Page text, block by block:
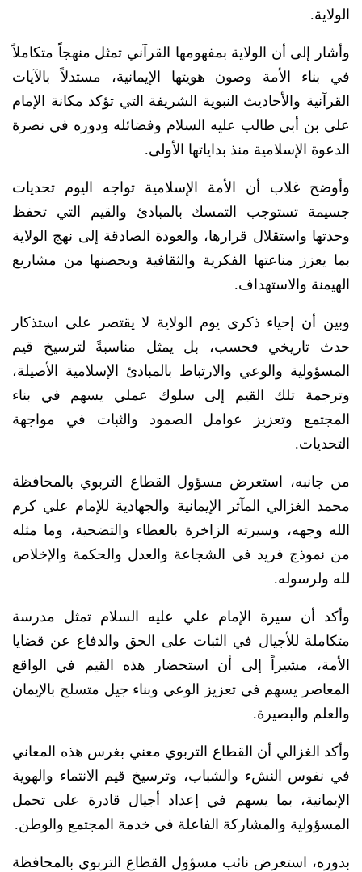
الولاية.
وأشار إلى أن الولاية بمفهومها القرآني تمثل منهجاً متكاملاً
في بناء الأمة وصون هويتها الإيمانية، مستدلاً بالآيات
القرآنية والأحاديث النبوية الشريفة التي تؤكد مكانة الإمام
علي بن أبي طالب عليه السلام وفضائله ودوره في نصرة
الدعوة الإسلامية منذ بداياتها الأولى.
وأوضح غلاب أن الأمة الإسلامية تواجه اليوم تحديات
جسيمة تستوجب التمسك بالمبادئ والقيم التي تحفظ
وحدتها واستقلال قرارها، والعودة الصادقة إلى نهج الولاية
بما يعزز مناعتها الفكرية والثقافية ويحصنها من مشاريع
الهيمنة والاستهداف.
وبين أن إحياء ذكرى يوم الولاية لا يقتصر على استذكار
حدث تاريخي فحسب، بل يمثل مناسبةً لترسيخ قيم
المسؤولية والوعي والارتباط بالمبادئ الإسلامية الأصيلة،
وترجمة تلك القيم إلى سلوك عملي يسهم في بناء
المجتمع وتعزيز عوامل الصمود والثبات في مواجهة
التحديات.
من جانبه، استعرض مسؤول القطاع التربوي بالمحافظة
محمد الغزالي المآثر الإيمانية والجهادية للإمام علي كرم
الله وجهه، وسيرته الزاخرة بالعطاء والتضحية، وما مثله
من نموذج فريد في الشجاعة والعدل والحكمة والإخلاص
لله ولرسوله.
وأكد أن سيرة الإمام علي عليه السلام تمثل مدرسة
متكاملة للأجيال في الثبات على الحق والدفاع عن قضايا
الأمة، مشيراً إلى أن استحضار هذه القيم في الواقع
المعاصر يسهم في تعزيز الوعي وبناء جيل متسلح بالإيمان
والعلم والبصيرة.
وأكد الغزالي أن القطاع التربوي معني بغرس هذه المعاني
في نفوس النشء والشباب، وترسيخ قيم الانتماء والهوية
الإيمانية، بما يسهم في إعداد أجيال قادرة على تحمل
المسؤولية والمشاركة الفاعلة في خدمة المجتمع والوطن.
بدوره، استعرض نائب مسؤول القطاع التربوي بالمحافظة